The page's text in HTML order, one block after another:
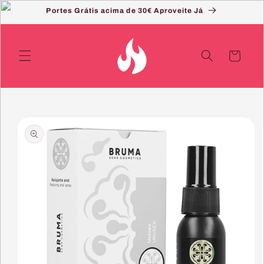
Saltar
conteúdo
Portes Grátis acima de 30€ Aproveite Já
Carrinho
para a
informação
do produto